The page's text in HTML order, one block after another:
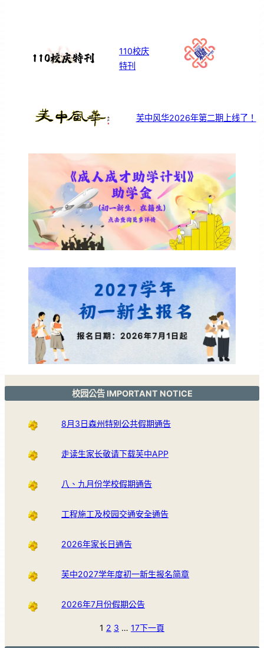
110校庆
特刊
芙中风华2026年第二期上线了！
校园公告 IMPORTANT NOTICE
8月3日森州特别公共假期通告
走读生家长敬请下载芙中APP
八、九月份学校假期通告
工程施工及校园交通安全通告
2026年家长日通告
芙中2027学年度初一新生报名简章
2026年7月份假期公告
1 2 3 … 17下一頁